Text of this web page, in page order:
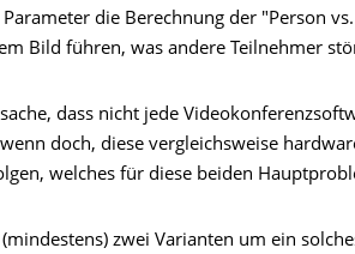
die Berechnung der "Person
Bild führen, was andere Teilnehmer
dass nicht jede
doch, diese vergleichsweise
welches für diese beiden
zwei Varianten um ein